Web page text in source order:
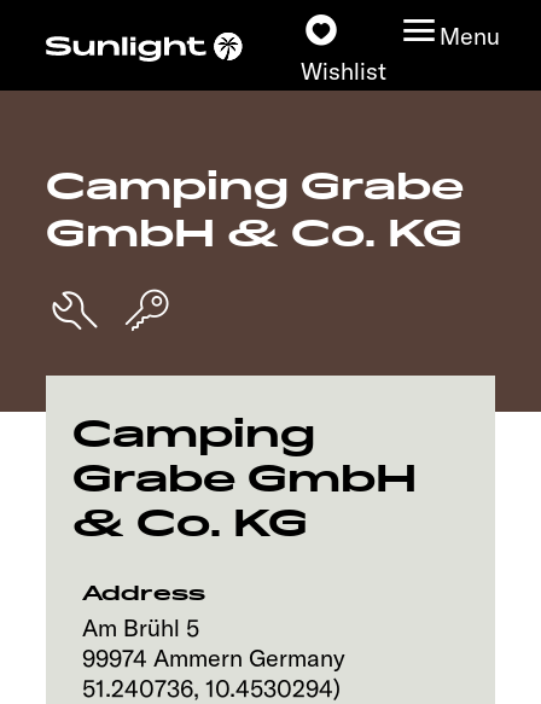
Wishlist
Menu
Models
Vehicle Guide
Explore
Service
Camping Grabe
GmbH & Co. KG
Camping
Grabe GmbH
& Co. KG
Address
Am Brühl 5
99974 Ammern Germany
51.240736, 10.4530294)